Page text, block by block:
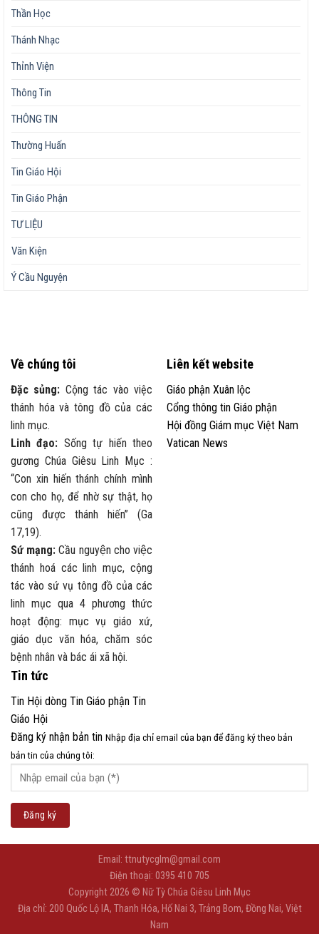
Thần Học
Thánh Nhạc
Thỉnh Viện
Thông Tin
THÔNG TIN
Thường Huấn
Tin Giáo Hội
Tin Giáo Phận
TƯ LIỆU
Văn Kiện
Ý Cầu Nguyện
Về chúng tôi
Đặc sủng: Cộng tác vào việc
thánh hóa và tông đồ của các
linh mục.
Linh đạo: Sống tự hiến theo
gương Chúa Giêsu Linh Mục :
“Con xin hiến thánh chính mình
con cho họ, để nhờ sự thật, họ
cũng được thánh hiến” (Ga
17,19).
Sứ mạng: Cầu nguyện cho việc
thánh hoá các linh mục, cộng
tác vào sứ vụ tông đồ của các
linh mục qua 4 phương thức
hoạt động: mục vụ giáo xứ,
giáo dục văn hóa, chăm sóc
bệnh nhân và bác ái xã hội.
Liên kết website
Giáo phận Xuân lộc
Cổng thông tin Giáo phận
Hội đồng Giám mục Việt Nam
Vatican News
Tin tức
Tin Hội dòng Tin Giáo phận Tin
Giáo Hội
Đăng ký nhận bản tin Nhập địa chỉ email của bạn để đăng ký theo bản
bản tin của chúng tôi:
Email: ttnutycglm@gmail.com
Điện thoại: 0395 410 705
Copyright 2026 © Nữ Tỳ Chúa Giêsu Linh Mục
Địa chỉ: 200 Quốc Lộ IA, Thanh Hóa, Hố Nai 3, Trảng Bom, Đồng Nai, Việt
Nam